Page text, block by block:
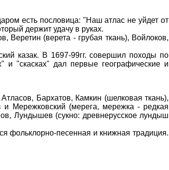
есть пословица: "Наш атлас не уйдет от
держит удачу в руках.
(верета - грубая ткань), Войлоков,
казак. В 1697-99гг. совершил походы по
и "скасках" дал первые географические и
Бархатов, Камкин (шелковая ткань),
и Мережковский (мерега, мережка - редкая
Лундышев (сукно: древнерусское лундыш
фольклорно-песенная и книжная традиция.